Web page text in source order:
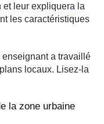
et leur expliquera la
les caractéristiques
a travaillé
locaux. Lisez-la
la zone urbaine